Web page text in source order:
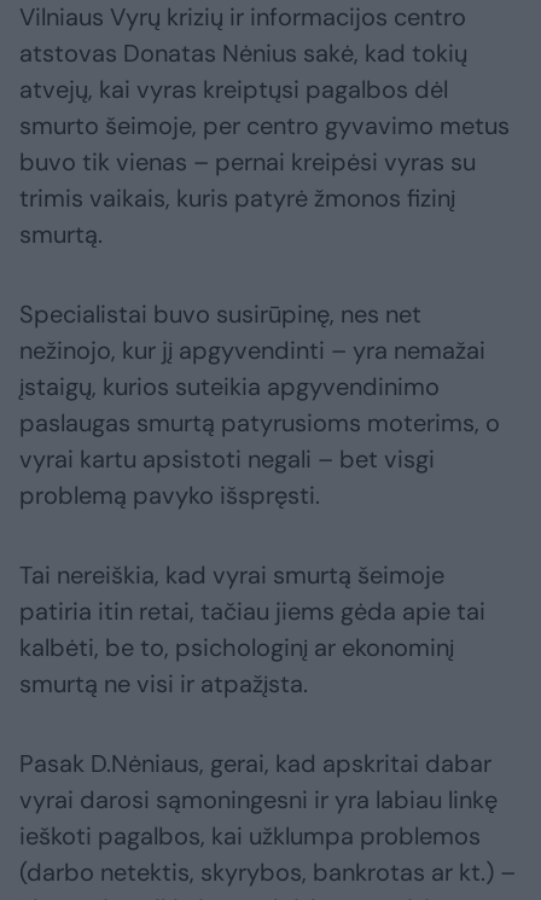
Vilniaus Vyrų krizių ir informacijos centro
atstovas Donatas Nėnius sakė, kad tokių
atvejų, kai vyras kreiptųsi pagalbos dėl
smurto šeimoje, per centro gyvavimo metus
buvo tik vienas – pernai kreipėsi vyras su
trimis vaikais, kuris patyrė žmonos fizinį
smurtą.
Specialistai buvo susirūpinę, nes net
nežinojo, kur jį apgyvendinti – yra nemažai
įstaigų, kurios suteikia apgyvendinimo
paslaugas smurtą patyrusioms moterims, o
vyrai kartu apsistoti negali – bet visgi
problemą pavyko išspręsti.
Tai nereiškia, kad vyrai smurtą šeimoje
patiria itin retai, tačiau jiems gėda apie tai
kalbėti, be to, psichologinį ar ekonominį
smurtą ne visi ir atpažįsta.
Pasak D.Nėniaus, gerai, kad apskritai dabar
vyrai darosi sąmoningesni ir yra labiau linkę
ieškoti pagalbos, kai užklumpa problemos
(darbo netektis, skyrybos, bankrotas ar kt.) –